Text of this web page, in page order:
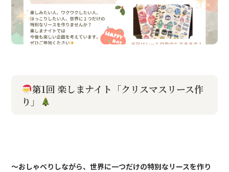
第1回 楽しまナイト「クリスマスリース作
り」
～おしゃべりしながら、世界に一つだけの特別なリースを作り